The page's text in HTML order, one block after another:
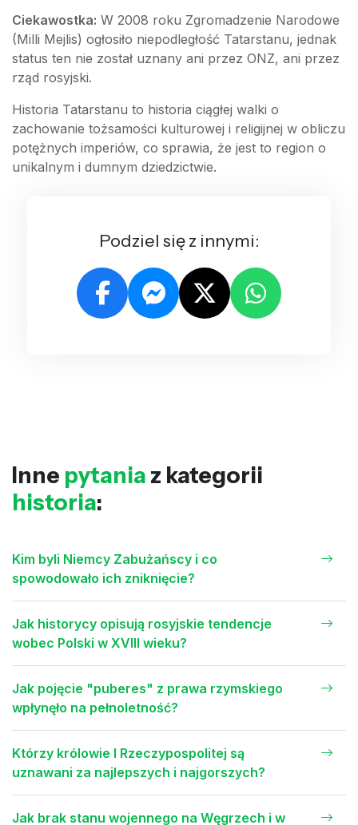
Ciekawostka: W 2008 roku Zgromadzenie Narodowe
(Milli Mejlis) ogłosiło niepodległość Tatarstanu, jednak
status ten nie został uznany ani przez ONZ, ani przez
rząd rosyjski.
Historia Tatarstanu to historia ciągłej walki o
zachowanie tożsamości kulturowej i religijnej w obliczu
potężnych imperiów, co sprawia, że jest to region o
unikalnym i dumnym dziedzictwie.
Podziel się z innymi:
Inne pytania z kategorii
historia:
Kim byli Niemcy Zabużańscy i co
spowodowało ich zniknięcie?
Jak historycy opisują rosyjskie tendencje
wobec Polski w XVIII wieku?
Jak pojęcie "puberes" z prawa rzymskiego
wpłynęło na pełnoletność?
Którzy królowie I Rzeczypospolitej są
uznawani za najlepszych i najgorszych?
Jak brak stanu wojennego na Węgrzech i w